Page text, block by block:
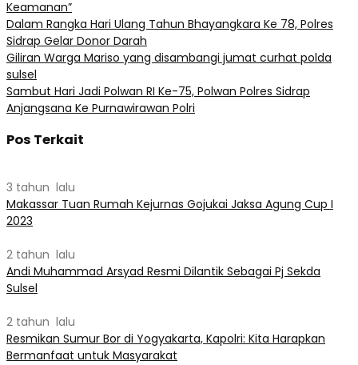
Keamanan”
Dalam Rangka Hari Ulang Tahun Bhayangkara Ke 78, Polres
Sidrap Gelar Donor Darah
Giliran Warga Mariso yang disambangi jumat curhat polda
sulsel
Sambut Hari Jadi Polwan RI Ke-75, Polwan Polres Sidrap
Anjangsana Ke Purnawirawan Polri
Pos Terkait
3 tahun lalu
Makassar Tuan Rumah Kejurnas Gojukai Jaksa Agung Cup I
2023
2 tahun lalu
Andi Muhammad Arsyad Resmi Dilantik Sebagai Pj Sekda
Sulsel
2 tahun lalu
Resmikan Sumur Bor di Yogyakarta, Kapolri: Kita Harapkan
Bermanfaat untuk Masyarakat